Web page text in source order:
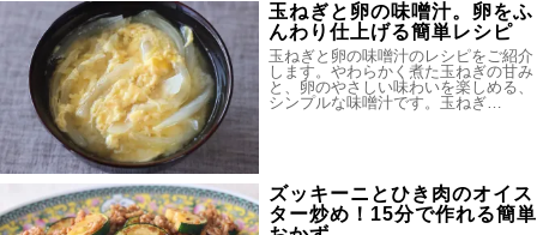
玉ねぎと卵の味噌汁。卵をふ
んわり仕上げる簡単レシピ
玉ねぎと卵の味噌汁のレシピをご紹介
します。やわらかく煮た玉ねぎの甘み
と、卵のやさしい味わいを楽しめる、
シンプルな味噌汁です。玉ねぎ…
ズッキーニとひき肉のオイス
ター炒め！15分で作れる簡単